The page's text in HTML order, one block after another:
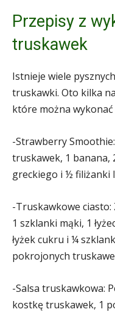
Przepisy z
truskawek
Istnieje wiele
truskawki. Oto kilka
które można
-Strawberry
truskawek, 1 banana,
greckiego i ½ filiżanki
-Truskawkowe
1 szklanki mąki, 1
łyżek cukru i ¼
pokrojonych
-Salsa truskawkowa:
kostkę truskawek, 1